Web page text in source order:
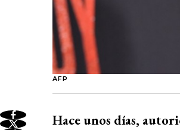
AFP
Hace unos días,